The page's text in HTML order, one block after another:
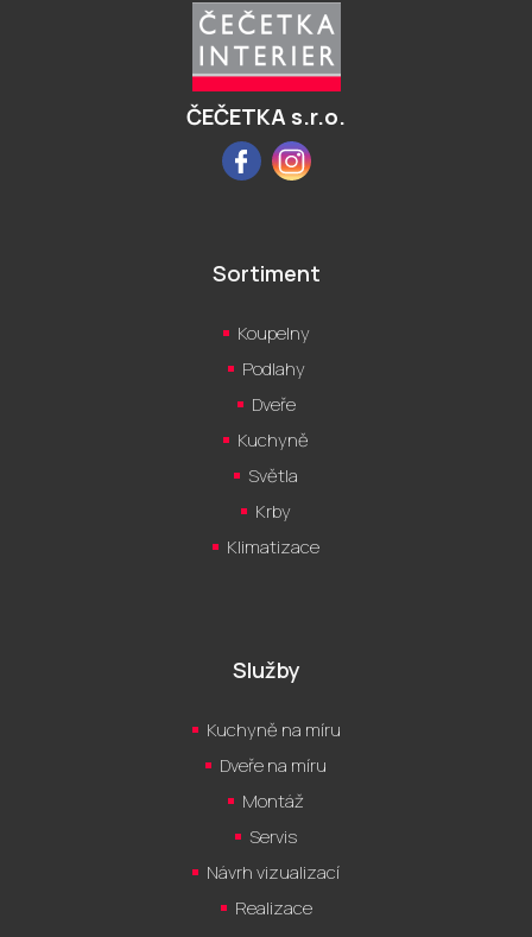
ČEČETKA s.r.o.
FacebookInstagram
Sortiment
Koupelny
Podlahy
Dveře
Kuchyně
Světla
Krby
Klimatizace
Služby
Kuchyně na míru
Dveře na míru
Montáž
Servis
Návrh vizualizací
Realizace